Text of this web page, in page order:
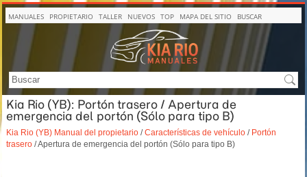
MANUALES PROPIETARIO TALLER NUEVOS TOP MAPA DEL SITIO BUSCAR
Kia Rio (YB): Portón trasero / Apertura de
emergencia del portón (Sólo para tipo B)
Kia Rio (YB) Manual del propietario /Características de vehículo / Portón
trasero / Apertura de emergencia del portón (Sólo para tipo B)